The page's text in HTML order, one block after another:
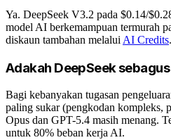
Ya. DeepSeek V3.2 pada $0.14/
model AI berkemampuan termurah
diskaun tambahan melalui AI Credits.
Adakah DeepSeek
Bagi kebanyakan tugasan
paling sukar (pengkodan kompleks,
Opus dan GPT-5.4 masih menang.
untuk 80% beban kerja AI.